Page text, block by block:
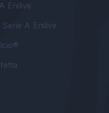
Enilive
A Enilive